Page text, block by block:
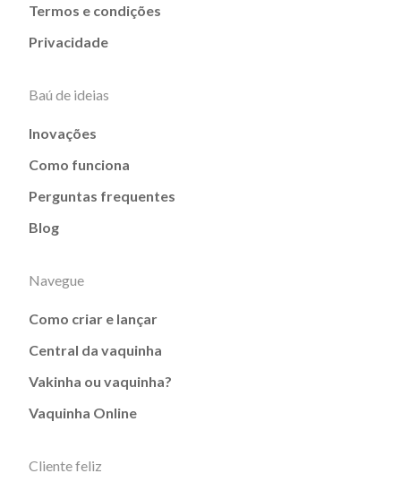
Termos e condições
Privacidade
Baú de ideias
Inovações
Como funciona
Perguntas frequentes
Blog
Navegue
Como criar e lançar
Central da vaquinha
Vakinha ou vaquinha?
Vaquinha Online
Cliente feliz